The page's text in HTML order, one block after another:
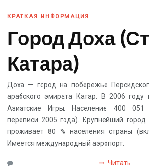
КРАТКАЯ ИНФОРМАЦИЯ
Город Доха
Катара)
Доха — город на побережье
арабского эмирата Катар. В 2006 году
Азиатские Игры. Население 400 051
переписи 2005 года). Крупнейший город
проживает 80 % населения страны
Имеется международный аэропорт.
Читать